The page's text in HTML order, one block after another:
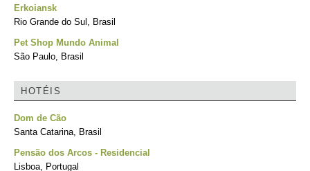
Erkoiansk
Rio Grande do Sul, Brasil
Pet Shop Mundo Animal
São Paulo, Brasil
HOTÉIS
Dom de Cão
Santa Catarina, Brasil
Pensão dos Arcos - Residencial
Lisboa, Portugal